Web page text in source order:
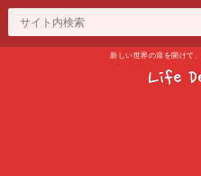
新しい世界の扉を開けて